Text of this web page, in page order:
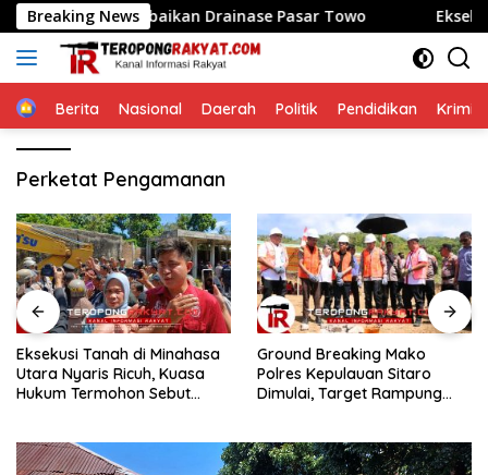
Langsung
ke
konten
Breaking News
Dorong Perbaikan Drainase Pasar Towo Eksekusi
HomeBerita Nasional Daerah Politik Pendidikan
Perketat Pengamanan
Eksekusi Tanah di Minahasa
Utara Nyaris Ricuh, Kuasa
Hukum Termohon Sebut
Ground Breaking Mako
Polres Kepulauan Sitaro
Dimulai, Target Rampung